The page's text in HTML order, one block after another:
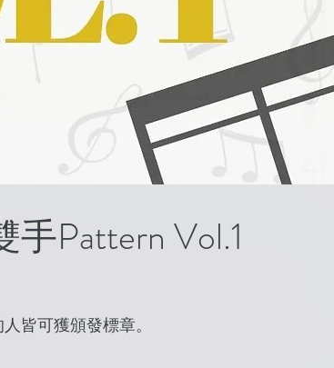
Pattern Vol.1
皆可獲頒發標章。